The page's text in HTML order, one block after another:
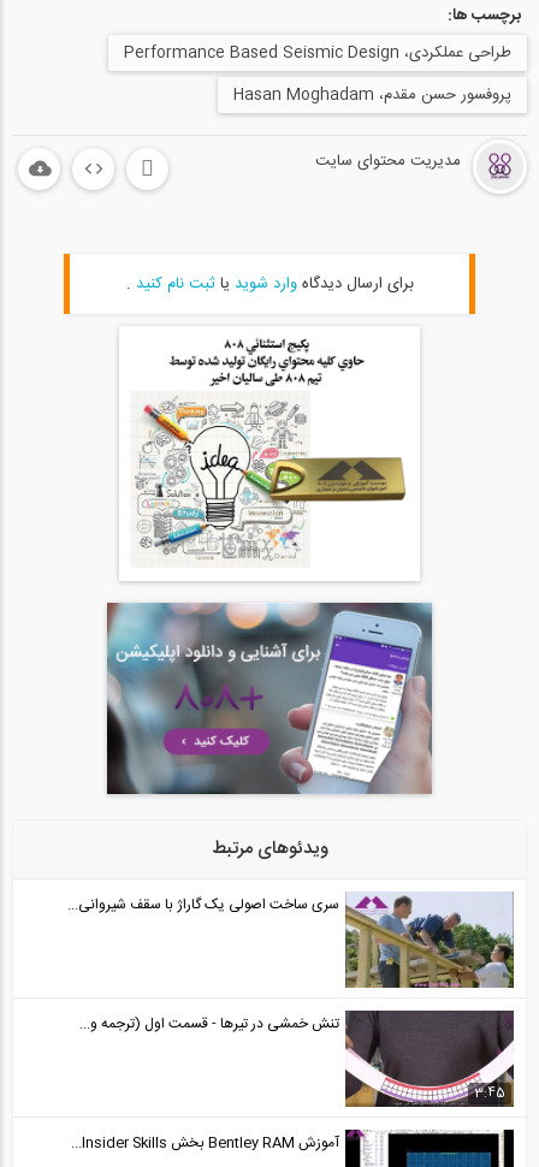
19
59
قسمتی از فیلم معرفی بخش نرم افزاری دوره...
20
روش های افزایش استقامت سازه
معیار پذیرش رفتاری در قاب خمشی فولادی
فیلم کامل ورکشاپ بهسازی لرزه ای در قالب...
چرا باید ساختمان های قدیمی را در برابر...
فیلم وبینار آشنایی با جداسازهای لرزه ای
فیلم وبینار آنالیز و طراحی لرزه ای و...
02:16
برچسب ها:
طراحی عملکردی، Performance Based Seismic Design
پروفسور حسن مقدم، Hasan Moghadam
مدیریت محتوای سایت
برای ارسال دیدگاهوارد شوید یاثبت نام کنید .
ویدئوهای مرتبط
سری ساخت اصولی یک گاراژ با سقف شیروانی...
3:45
تنش خمشی در تیرها - قسمت اول (ترجمه و...
آموزش Bentley RAM بخش Insider Skills...